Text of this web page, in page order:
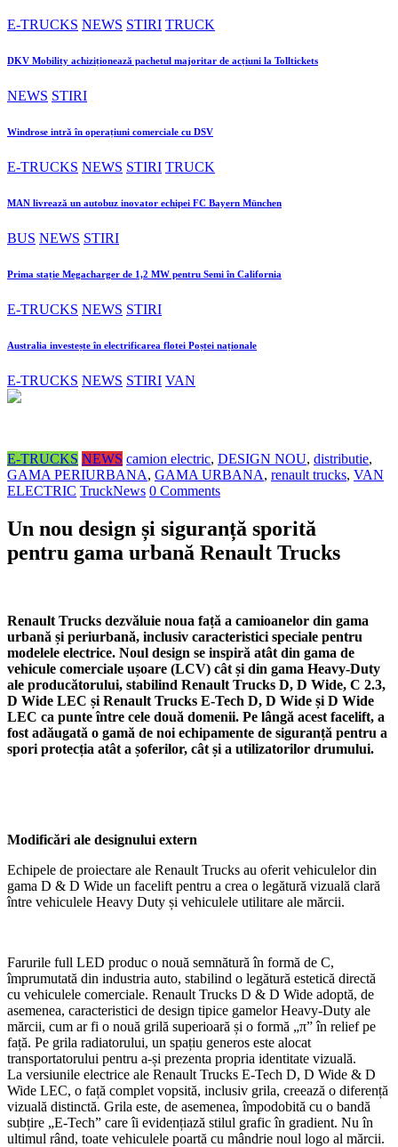
E-TRUCKS NEWS STIRI TRUCK
DKV Mobility achiziționează pachetul majoritar de acțiuni la Tolltickets
NEWS STIRI
Windrose intră în operațiuni comerciale cu DSV
E-TRUCKS NEWS STIRI TRUCK
MAN livrează un autobuz inovator echipei FC Bayern München
BUS NEWS STIRI
Prima stație Megacharger de 1,2 MW pentru Semi în California
E-TRUCKS NEWS STIRI
Australia investește în electrificarea flotei Poștei naționale
E-TRUCKS NEWS STIRI VAN
E-TRUCKS NEWS camion electric, DESIGN NOU, distributie,
GAMA PERIURBANA, GAMA URBANA, renault trucks, VAN
ELECTRIC TruckNews 0 Comments
Un nou design și siguranță sporită
pentru gama urbană Renault Trucks
Renault Trucks dezvăluie noua față a camioanelor din gama
urbană și periurbană, inclusiv caracteristici speciale pentru
modelele electrice. Noul design se inspiră atât din gama de
vehicule comerciale ușoare (LCV) cât și din gama Heavy-Duty
ale producătorului, stabilind Renault Trucks D, D Wide, C 2.3,
D Wide LEC și Renault Trucks E-Tech D, D Wide și D Wide
LEC ca punte între cele două domenii. Pe lângă acest facelift, a
fost adăugată o gamă de noi echipamente de siguranță pentru a
spori protecția atât a șoferilor, cât și a utilizatorilor drumului.
Modificări ale designului extern
Echipele de proiectare ale Renault Trucks au oferit vehiculelor din
gama D & D Wide un facelift pentru a crea o legătură vizuală clară
între vehiculele Heavy Duty și vehiculele utilitare ale mărcii.
Farurile full LED produc o nouă semnătură în formă de C,
împrumutată din industria auto, stabilind o legătură estetică directă
cu vehiculele comerciale. Renault Trucks D & D Wide adoptă, de
asemenea, caracteristici de design tipice gamelor Heavy-Duty ale
mărcii, cum ar fi o nouă grilă superioară și o formă „π” în relief pe
față. Pe grila radiatorului, un spațiu generos este alocat
transportatorului pentru a-și prezenta propria identitate vizuală.
La versiunile electrice ale Renault Trucks E-Tech D, D Wide & D
Wide LEC, o față complet vopsită, inclusiv grila, creează o diferență
vizuală distinctă. Grila este, de asemenea, împodobită cu o bandă
subțire „E-Tech” care îi evidențiază stilul grafic în gradient. Nu în
ultimul rând, toate vehiculele poartă cu mândrie noul logo al mărcii.